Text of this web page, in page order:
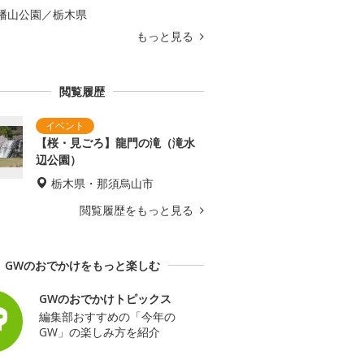
山公園／栃木県
もっと見る
閲覧履歴
【桜・見ごろ】龍門の滝（滝水
辺公園）
栃木県・那須烏山市
閲覧履歴をもっと見る
GWのおでかけをもっと楽しむ
GWのおでかけトピックス
編集部おすすめの「今年の
GW」の楽しみ方を紹介